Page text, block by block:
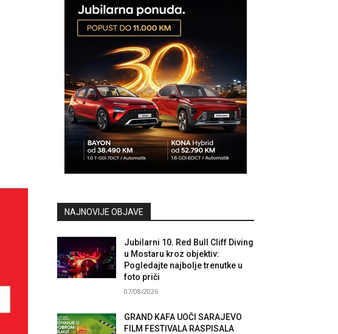
NAJNOVIJE OBJAVE
Jubilarni 10. Red Bull Cliff Diving
u Mostaru kroz objektiv:
Pogledajte najbolje trenutke u
foto priči
07/08/2026
GRAND KAFA UOČI SARAJEVO
FILM FESTIVALA RASPISALA